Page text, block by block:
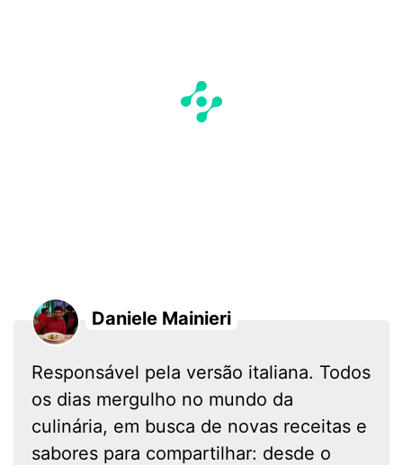
Daniele Mainieri
Responsável pela versão italiana. Todos
os dias mergulho no mundo da
culinária, em busca de novas receitas e
sabores para compartilhar: desde o